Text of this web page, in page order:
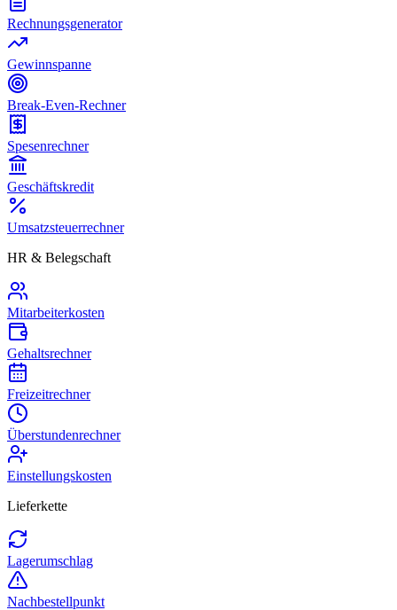
Rechnungsgenerator
Gewinnspanne
Break-Even-Rechner
Spesenrechner
Geschäftskredit
Umsatzsteuerrechner
HR & Belegschaft
Mitarbeiterkosten
Gehaltsrechner
Freizeitrechner
Überstundenrechner
Einstellungskosten
Lieferkette
Lagerumschlag
Nachbestellpunkt